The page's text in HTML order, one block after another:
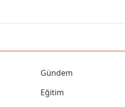
Gündem
Eğitim